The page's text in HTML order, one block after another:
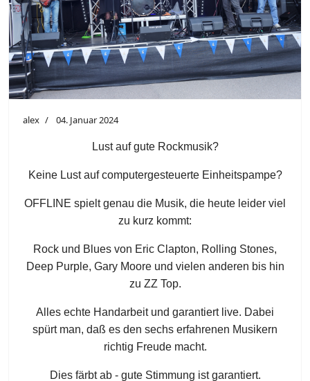
alex 04. Januar 2024
Lust auf gute Rockmusik?
Keine Lust auf computergesteuerte Einheitspampe?
OFFLINE spielt genau die Musik, die heute leider viel
zu kurz kommt:
Rock und Blues von Eric Clapton, Rolling Stones,
Deep Purple, Gary Moore und vielen anderen bis hin
zu ZZ Top.
Alles echte Handarbeit und garantiert live. Dabei
spürt man, daß es den sechs erfahrenen Musikern
richtig Freude macht.
Dies färbt ab - gute Stimmung ist garantiert.